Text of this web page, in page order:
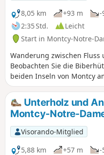
8,05 km
+93 m
-
2:35 Std.
Leicht
Start in Montcy-Notre-
Wanderung zwischen Fluss
Beobachten Sie die
beiden Inseln von Montcy
ihre Spuren entlang des
Möglichkeit, das
besuchen. Früher hatten
Waschhaus, und die
wuschen die Wäsche der
Charleville. Montcy-Notre-
Montcy-les-Linges genannt.
Unterholz und
Montcy-Notre-
Visorando-Mitglied
5,88 km
+57 m -